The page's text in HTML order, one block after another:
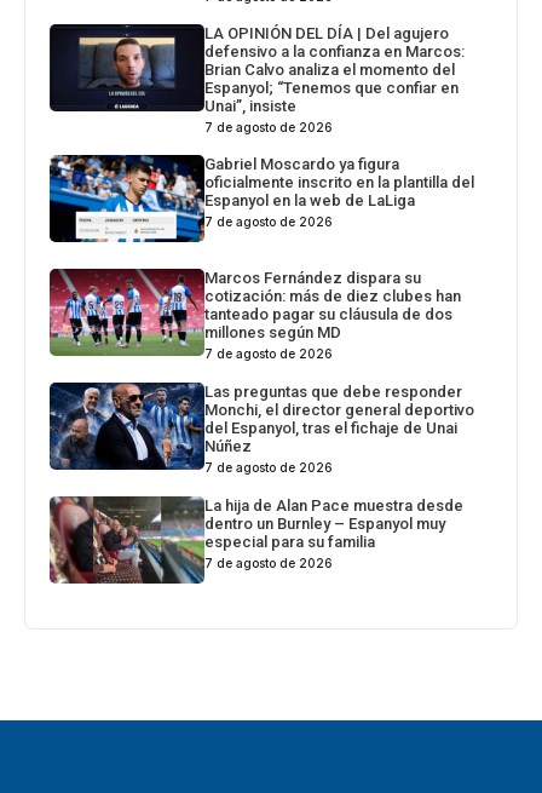
LA OPINIÓN DEL DÍA | Del agujero
defensivo a la confianza en Marcos:
Brian Calvo analiza el momento del
Espanyol; “Tenemos que confiar en
Unai”, insiste
7 de agosto de 2026
Gabriel Moscardo ya figura
oficialmente inscrito en la plantilla del
Espanyol en la web de LaLiga
7 de agosto de 2026
Marcos Fernández dispara su
cotización: más de diez clubes han
tanteado pagar su cláusula de dos
millones según MD
7 de agosto de 2026
Las preguntas que debe responder
Monchi, el director general deportivo
del Espanyol, tras el fichaje de Unai
Núñez
7 de agosto de 2026
La hija de Alan Pace muestra desde
dentro un Burnley – Espanyol muy
especial para su familia
7 de agosto de 2026